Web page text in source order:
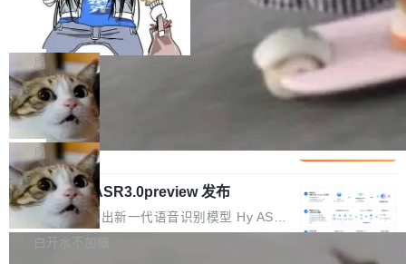
b 安装 支持 Java 8+（8~26）、macOS / Linu
x / Windows / Harmony PC。 # macOS / Linu
x / Harmony PC curl -fsSL https://solon.noea
r.org/solon...
个文件，其规模远超单次模型调用可承载的上下
文窗口。随着项目规模的持续扩张与代码历史的
不断累积，代码仓中的模块关系、接口契约、业
务逻辑等关键信息往往分散于数十乃至数百个文
件之中，形成高度复杂的知识关联网络。传统的
代码检索手段（如关键词匹配、目录遍历）仅能
在语法层面完成文本定位，难以触及代码的语义
内涵与结构关联，导致开发者使用代码智能体在
理解大规模代码仓时面临显著"代码仓理解"瓶
颈。 代码仓深度理解服务（以下简称" CodeBas
e深度理解服务"）是华为云码道（CodeA...
一条“删库”命令跑 17 小时，算法工程
师删光 89TB 数据只为干私活
最高人民检察院8月4日公布了一起案件：北京一
名90后算法工程师王某，为了给自己接的私活腾
服务器空间，删光了公司AI游戏部门的全部核心
数据。 王某2024年1月入职东城区某科技公司AI
短剧部门，有互联网大厂背景。在公司内部架构
调整期间，部门三次通知全员将数据从A集群迁
移到B集群，王某都回复了"收到"。 他没有迁移
数据。2024年9月3日下午4点，他使用此前登录
的账号密码进入A集群，输入了一条被程序员圈
称为"删库跑路"的命令——最高管理员权限、无
局
Cloudflare 分享推理优化实践：KV ca
che 量化 + 权重压缩，吞吐量提升 4
1%，成本降 30%
Kimi 和 GLM 是当前最强的大模型系列之一，但
它们有一个共同的问题：太吃显存了。月之暗面
的 Kimi K 系列和智谱的 GLM 都是长上下文、M
oE 架构的大模型，好用到让人上瘾，但 GPU 显
存永远不够用。 Cloudflare 的 Workers AI 团队
一直在跑这些模型的推理。他们在官方博客上发
局
腾讯混元 Hy ASR3.0preview 发布
腾讯混元正式推出新一代语音识别模型 Hy ASR
3.0preview。基于最新一代大语言模型 Hy3 的
白开水不加糖